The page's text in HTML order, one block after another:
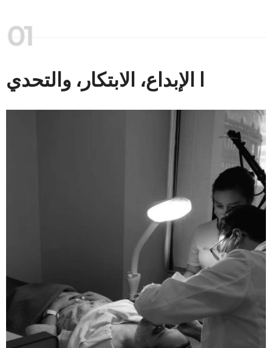
ا الإبداع، الابتكار، والتحدي